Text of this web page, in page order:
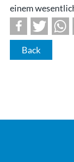
einem
Back